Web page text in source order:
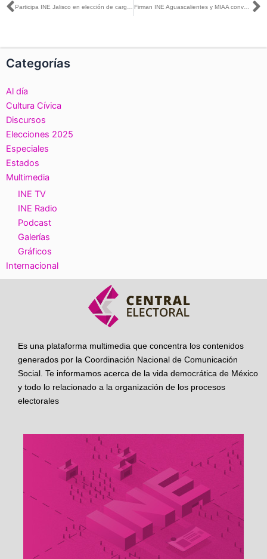
Ant Firman INE Aguascalientes y MIAA convenio de colaboración para promover el voto y el cuidado del agua
Categorías
Al día
Cultura Cívica
Discursos
Elecciones 2025
Especiales
Estados
Multimedia
INE TV
INE Radio
Podcast
Galerías
Gráficos
Internacional
Es una plataforma multimedia que concentra los contenidos
generados por la Coordinación Nacional de Comunicación
Social. Te informamos acerca de la vida democrática de México
y todo lo relacionado a la organización de los procesos
electorales